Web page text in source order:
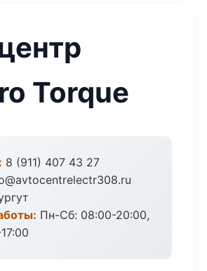
Torque
8 (911) 407 43 27
Пн-Сб: 08:00-20:00,